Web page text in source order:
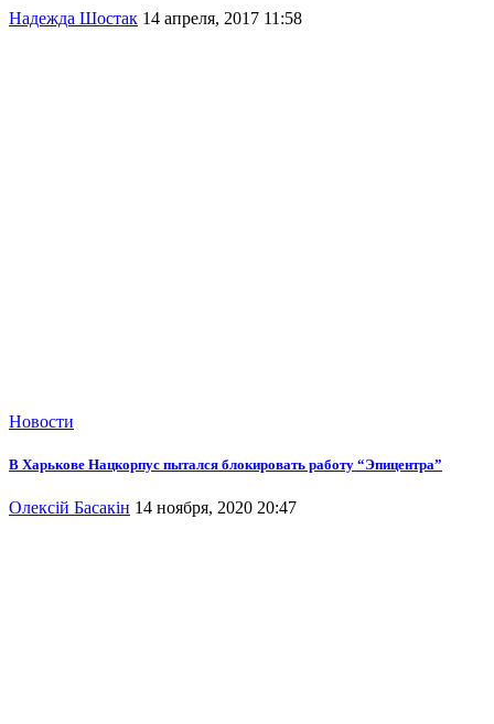
Надежда Шостак 14 апреля, 2017 11:58
Новости
В Харькове Нацкорпус пытался блокировать работу “Эпицентра”
Олексій Басакін 14 ноября, 2020 20:47